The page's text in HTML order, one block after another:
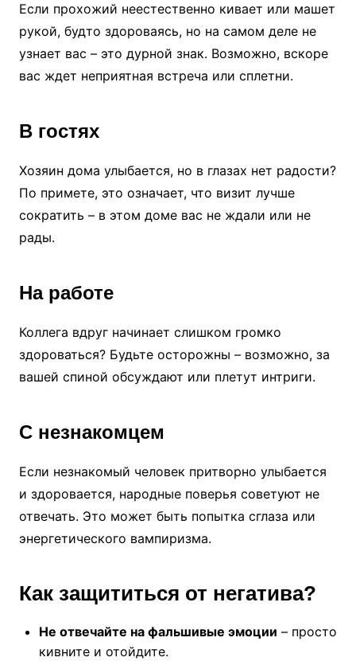
Если прохожий неестественно кивает или машет
рукой, будто здороваясь, но на самом деле не
узнает вас – это дурной знак. Возможно, вскоре
вас ждет неприятная встреча или сплетни.
В гостях
Хозяин дома улыбается, но в глазах нет радости?
По примете, это означает, что визит лучше
сократить – в этом доме вас не ждали или не
рады.
На работе
Коллега вдруг начинает слишком громко
здороваться? Будьте осторожны – возможно, за
вашей спиной обсуждают или плетут интриги.
С незнакомцем
Если незнакомый человек притворно улыбается
и здоровается, народные поверья советуют не
отвечать. Это может быть попытка сглаза или
энергетического вампиризма.
Как защититься от негатива?
Не отвечайте на фальшивые эмоции – просто
кивните и отойдите.